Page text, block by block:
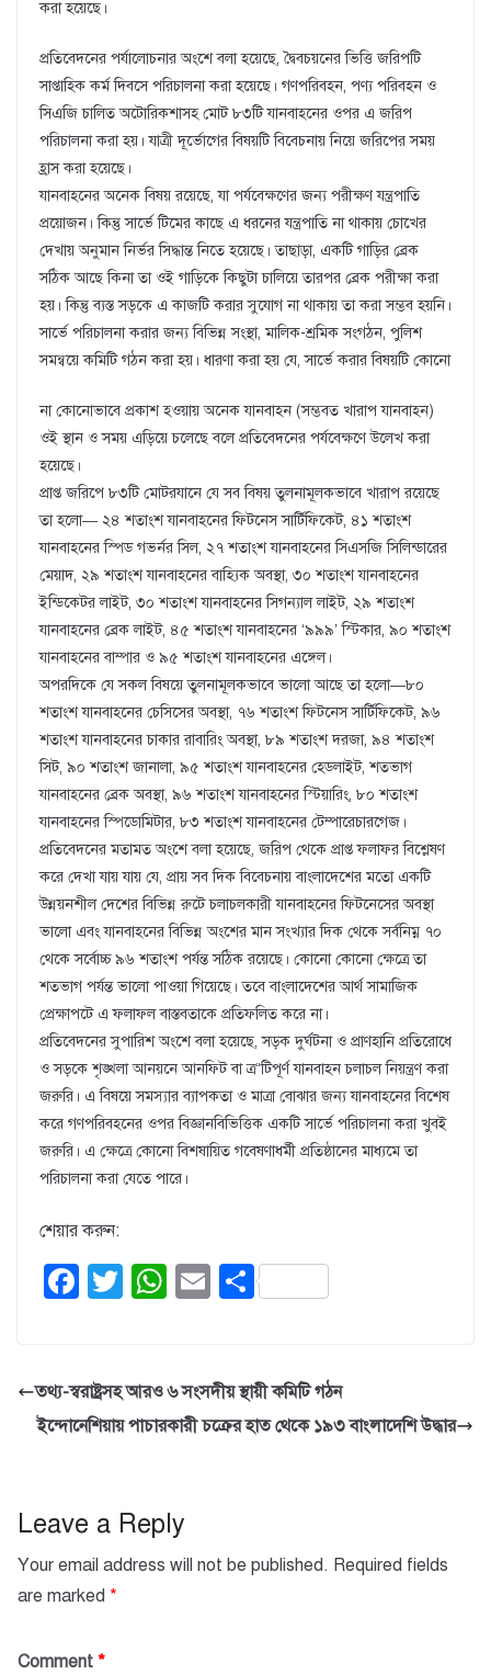
করা হয়েছে।
প্রতিবেদনের পর্যালোচনার অংশে বলা হয়েছে, দ্বৈবচয়নের ভিত্তি জরিপটি
সাপ্তাহিক কর্ম দিবসে পরিচালনা করা হয়েছে। গণপরিবহন, পণ্য পরিবহন ও
সিএজি চালিত অটোরিকশাসহ মোট ৮৩টি যানবাহনের ওপর এ জরিপ
পরিচালনা করা হয়। যাত্রী দূর্ভোগের বিষয়টি বিবেচনায় নিয়ে জরিপের সময়
হ্রাস করা হয়েছে।
যানবাহনের অনেক বিষয় রয়েছে, যা পর্যবেক্ষণের জন্য পরীক্ষণ যন্ত্রপাতি
প্রয়োজন। কিন্তু সার্ভে টিমের কাছে এ ধরনের যন্ত্রপাতি না থাকায় চোখের
দেখায় অনুমান নির্ভর সিদ্ধান্ত নিতে হয়েছে। তাছাড়া, একটি গাড়ির ব্রেক
সঠিক আছে কিনা তা ওই গাড়িকে কিছুটা চালিয়ে তারপর ব্রেক পরীক্ষা করা
হয়। কিন্তু ব্যস্ত সড়কে এ কাজটি করার সুযোগ না থাকায় তা করা সম্ভব হয়নি।
সার্ভে পরিচালনা করার জন্য বিভিন্ন সংস্থা, মালিক-শ্রমিক সংগঠন, পুলিশ
সমন্বয়ে কমিটি গঠন করা হয়। ধারণা করা হয় যে, সার্ভে করার বিষয়টি কোনো
না কোনোভাবে প্রকাশ হওয়ায় অনেক যানবাহন (সম্ভবত খারাপ যানবাহন)
ওই স্থান ও সময় এড়িয়ে চলেছে বলে প্রতিবেদনের পর্যবেক্ষণে উলে­খ করা
হয়েছে।
প্রাপ্ত জরিপে ৮৩টি মোটরযানে যে সব বিষয় তুলনামূলকভাবে খারাপ রয়েছে
তা হলো— ২৪ শতাংশ যানবাহনের ফিটনেস সার্টিফিকেট, ৪১ শতাংশ
যানবাহনের স্পিড গভর্নর সিল, ২৭ শতাংশ যানবাহনের সিএসজি সিলিন্ডারের
মেয়াদ, ২৯ শতাংশ যানবাহনের বাহ্যিক অবস্থা, ৩০ শতাংশ যানবাহনের
ইন্ডিকেটর লাইট, ৩০ শতাংশ যানবাহনের সিগন্যাল লাইট, ২৯ শতাংশ
যানবাহনের ব্রেক লাইট, ৪৫ শতাংশ যানবাহনের ‘৯৯৯’ স্টিকার, ৯০ শতাংশ
যানবাহনের বাম্পার ও ৯৫ শতাংশ যানবাহনের এঙ্গেল।
অপরদিকে যে সকল বিষয়ে তুলনামূলকভাবে ভালো আছে তা হলো—৮০
শতাংশ যানবাহনের চেসিসের অবস্থা, ৭৬ শতাংশ ফিটনেস সার্টিফিকেট, ৯৬
শতাংশ যানবাহনের চাকার রাবারিং অবস্থা, ৮৯ শতাংশ দরজা, ৯৪ শতাংশ
সিট, ৯০ শতাংশ জানালা, ৯৫ শতাংশ যানবাহনের হেডলাইট, শতভাগ
যানবাহনের ব্রেক অবস্থা, ৯৬ শতাংশ যানবাহনের স্টিয়ারিং, ৮০ শতাংশ
যানবাহনের স্পিডোমিটার, ৮৩ শতাংশ যানবাহনের টেম্পারেচারগেজ।
প্রতিবেদনের মতামত অংশে বলা হয়েছে, জরিপ থেকে প্রাপ্ত ফলাফর বিশ্লেষণ
করে দেখা যায় যায় যে, প্রায় সব দিক বিবেচনায় বাংলাদেশের মতো একটি
উন্নয়নশীল দেশের বিভিন্ন রুটে চলাচলকারী যানবাহনের ফিটনেসের অবস্থা
ভালো এবং যানবাহনের বিভিন্ন অংশের মান সংখ্যার দিক থেকে সর্বনিম্ন ৭০
থেকে সর্বোচ্চ ৯৬ শতাংশ পর্যন্ত সঠিক রয়েছে। কোনো কোনো ক্ষেত্রে তা
শতভাগ পর্যন্ত ভালো পাওয়া গিয়েছে। তবে বাংলাদেশের আর্থ সামাজিক
প্রেক্ষাপটে এ ফলাফল বাস্তবতাকে প্রতিফলিত করে না।
প্রতিবেদনের সুপারিশ অংশে বলা হয়েছে, সড়ক দুর্ঘটনা ও প্রাণহানি প্রতিরোধে
ও সড়কে শৃঙ্খলা আনয়নে আনফিট বা ত্র“টিপূর্ণ যানবাহন চলাচল নিয়ন্ত্রণ করা
জরুরি। এ বিষয়ে সমস্যার ব্যাপকতা ও মাত্রা বোঝার জন্য যানবাহনের বিশেষ
করে গণপরিবহনের ওপর বিজ্ঞানবিভিত্তিক একটি সার্ভে পরিচালনা করা খুবই
জরুরি। এ ক্ষেত্রে কোনো বিশষায়িত গবেষণাধর্মী প্রতিষ্ঠানের মাধ্যমে তা
পরিচালনা করা যেতে পারে।
শেয়ার করুন:
F
e
b
k
T
er
W
s
A
E S
e
তথ্য-স্বরাষ্ট্রসহ আরও ৬ সংসদীয় স্থায়ী কমিটি গঠন
ইন্দোনেশিয়ায় পাচারকারী চক্রের হাত থেকে ১৯৩ বাংলাদেশি উদ্ধার
Leave a Reply
Your email address will not be published. Required fields
are marked *
Comment *